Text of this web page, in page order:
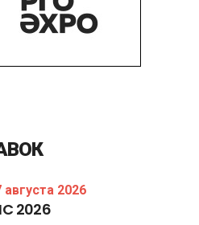
августа 2026
2026